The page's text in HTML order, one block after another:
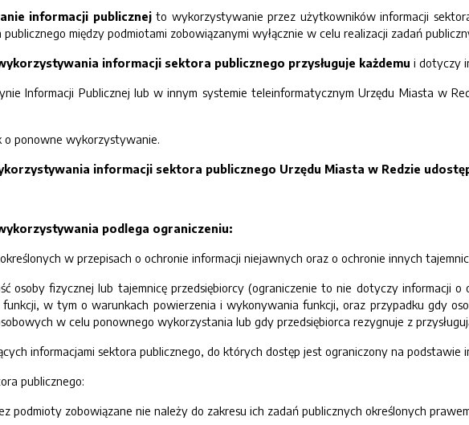
informacji publicznejto wykorzystywanie przez użytkowników informacji
między podmiotami zobowiązanymi wyłącznie w celu realizacji zadań
informacji sektora publicznego przysługuje każdemu i dotyczy
Informacji Publicznej lub w innym systemie teleinformatycznym Urzędu Miasta w
o ponowne wykorzystywanie.
informacji sektora publicznego Urzędu Miasta w Redzie
podlega ograniczeniu:
w przepisach o ochronie informacji niejawnych oraz o ochronie innych
osoby fizycznej lub tajemnicę przedsiębiorcy (ograniczenie to nie dotyczy informacji o
funkcji, w tym o warunkach powierzenia i wykonywania funkcji, oraz przypadku gdy
w celu ponownego wykorzystania lub gdy przedsiębiorca rezygnuje z
informacjami sektora publicznego, do których dostęp jest ograniczony na podstawie
publicznego:
podmioty zobowiązane nie należy do zakresu ich zadań publicznych określonych